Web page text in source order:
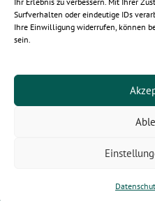
Surfverhalten oder eindeutige IDs
Ihre Einwilligung widerrufen, können
sein.